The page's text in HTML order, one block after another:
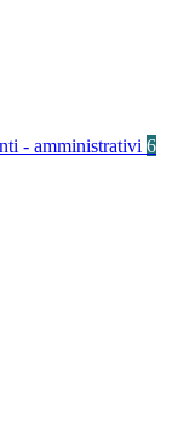
- amministrativi 6